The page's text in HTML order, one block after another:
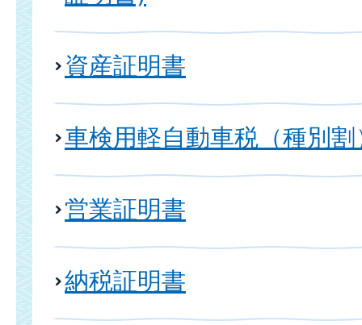
資産証明書
車検用軽自動車税（種別
営業証明書
納税証明書